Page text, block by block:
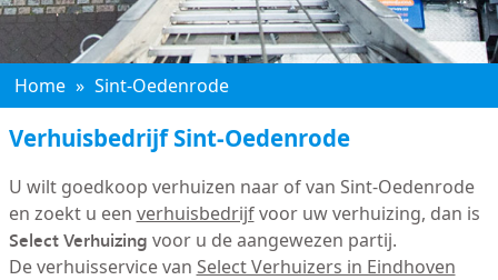
Home » Sint-Oedenrode
Verhuisbedrijf Sint-Oedenrode
U wilt goedkoop verhuizen naar of van Sint-Oedenrode
en zoekt u een verhuisbedrijfvoor uw verhuizing, dan is
Select Verhuizing voor u de aangewezen partij.
De verhuisservice van Select Verhuizers in Eindhoven